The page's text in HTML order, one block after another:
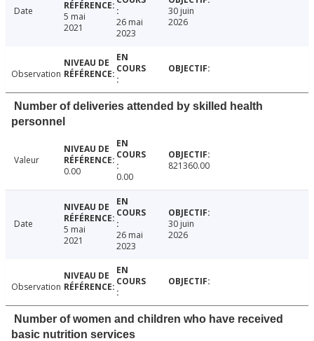
Date
5 mai
2021
26 mai
2023
30 juin
2026
Observation
Number of deliveries attended by skilled health
personnel
Valeur
0.00
0.00
821360.00
Date
5 mai
2021
26 mai
2023
30 juin
2026
Observation
Number of women and children who have received
basic nutrition services